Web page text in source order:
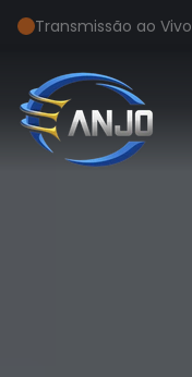
Transmissão ao Vivo